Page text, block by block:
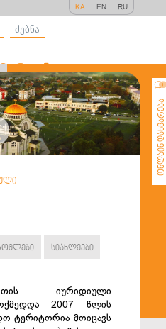
KA EN RU
ძებნა
ონლაინ დახმარება
სიახლეები
იურიდიული
2007 წლის
ტერიტორია მოიცავს